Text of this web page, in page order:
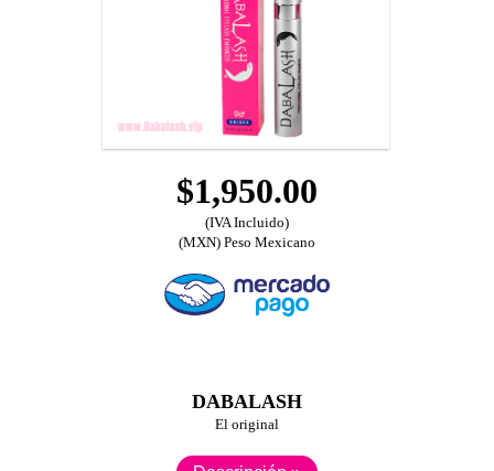
$1,950.00
(IVA Incluido)
(MXN) Peso Mexicano
DABALASH
El original